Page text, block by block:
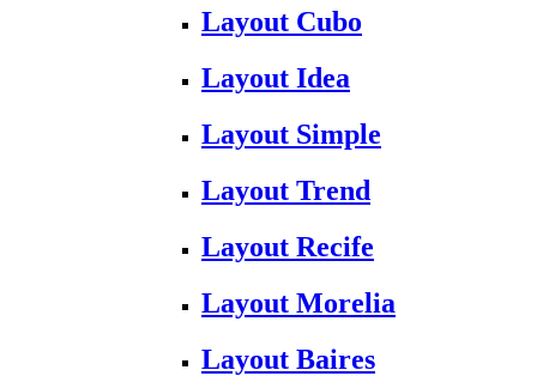
Layout Cubo
Layout Idea
Layout Simple
Layout Trend
Layout Recife
Layout Morelia
Layout Baires